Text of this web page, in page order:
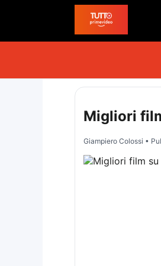
Migliori
Giampiero Colossi •